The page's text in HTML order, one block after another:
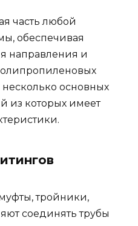
часть любой
обеспечивая
направления и
несколько основных
из которых имеет
тройники,
соединять трубы